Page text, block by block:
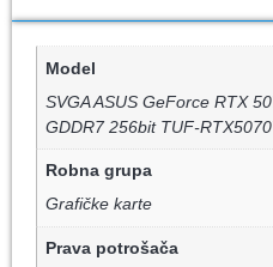
Model
SVGA ASUS GeForce RTX
GDDR7 256bit TUF-
Robna grupa
Grafičke karte
Prava potrošača